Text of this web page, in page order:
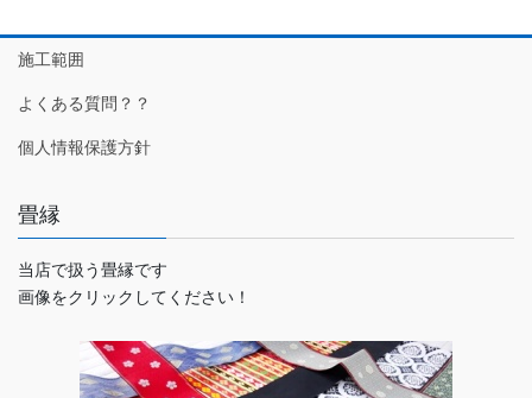
施工範囲
よくある質問？？
個人情報保護方針
畳縁
当店で扱う畳縁です
画像をクリックしてください！